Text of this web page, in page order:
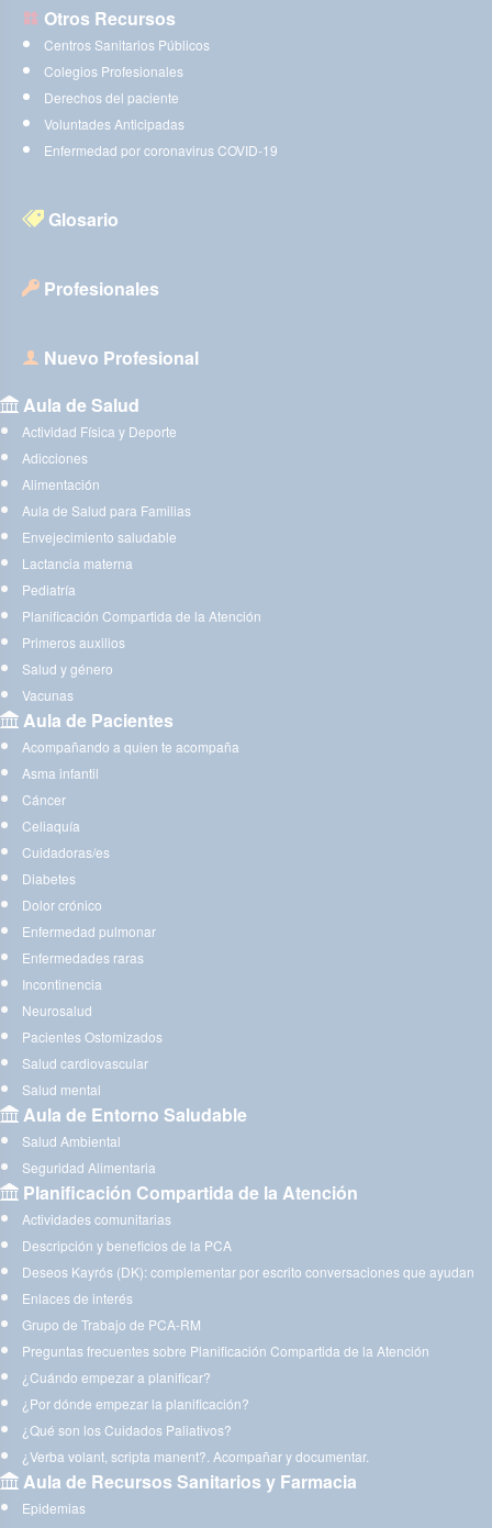
Otros Recursos
Centros Sanitarios Públicos
Colegios Profesionales
Derechos del paciente
Voluntades Anticipadas
Enfermedad por coronavirus COVID-19
Glosario
Profesionales
Nuevo Profesional
Aula de Salud
Actividad Física y Deporte
Adicciones
Alimentación
Aula de Salud para Familias
Envejecimiento saludable
Lactancia materna
Pediatría
Planificación Compartida de la Atención
Primeros auxilios
Salud y género
Vacunas
Aula de Pacientes
Acompañando a quien te acompaña
Asma infantil
Cáncer
Celiaquía
Cuidadoras/es
Diabetes
Dolor crónico
Enfermedad pulmonar
Enfermedades raras
Incontinencia
Neurosalud
Pacientes Ostomizados
Salud cardiovascular
Salud mental
Aula de Entorno Saludable
Salud Ambiental
Seguridad Alimentaria
Planificación Compartida de la Atención
Actividades comunitarias
Descripción y beneficios de la PCA
Deseos Kayrós (DK): complementar por escrito conversaciones que ayudan
Enlaces de interés
Grupo de Trabajo de PCA-RM
Preguntas frecuentes sobre Planificación Compartida de la Atención
¿Cuándo empezar a planificar?
¿Por dónde empezar la planificación?
¿Qué son los Cuidados Paliativos?
¿Verba volant, scripta manent?. Acompañar y documentar.
Aula de Recursos Sanitarios y Farmacia
Epidemias